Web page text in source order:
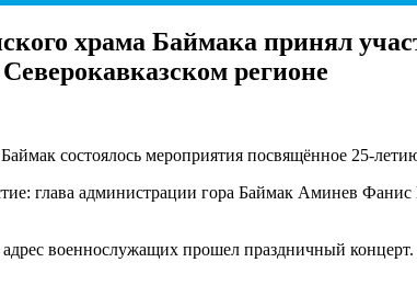
храма Баймака принял
регионе
состоялось мероприятия посвящённое 25-
глава администрации гора Баймак Аминев
военнослужащих прошел праздничный концерт.